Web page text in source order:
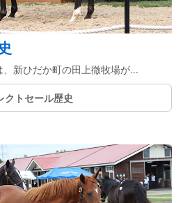
新ひだか町の田上徹牧場が...
クトセール歴史